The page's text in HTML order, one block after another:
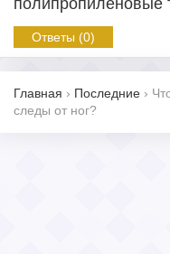
полипропиленовые
Ответы (0)
Главная › Последние ›
следы от ног?